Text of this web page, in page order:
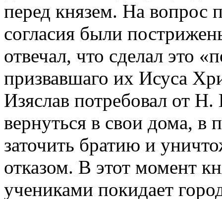
перед князем. На вопрос
согласия были
отвечал, что сделал это
призвавшаго их Исуса
Изяслав потребовал от
вернуться в свои дома, в
заточить братию и
отказом. В этот момент
учениками покидает